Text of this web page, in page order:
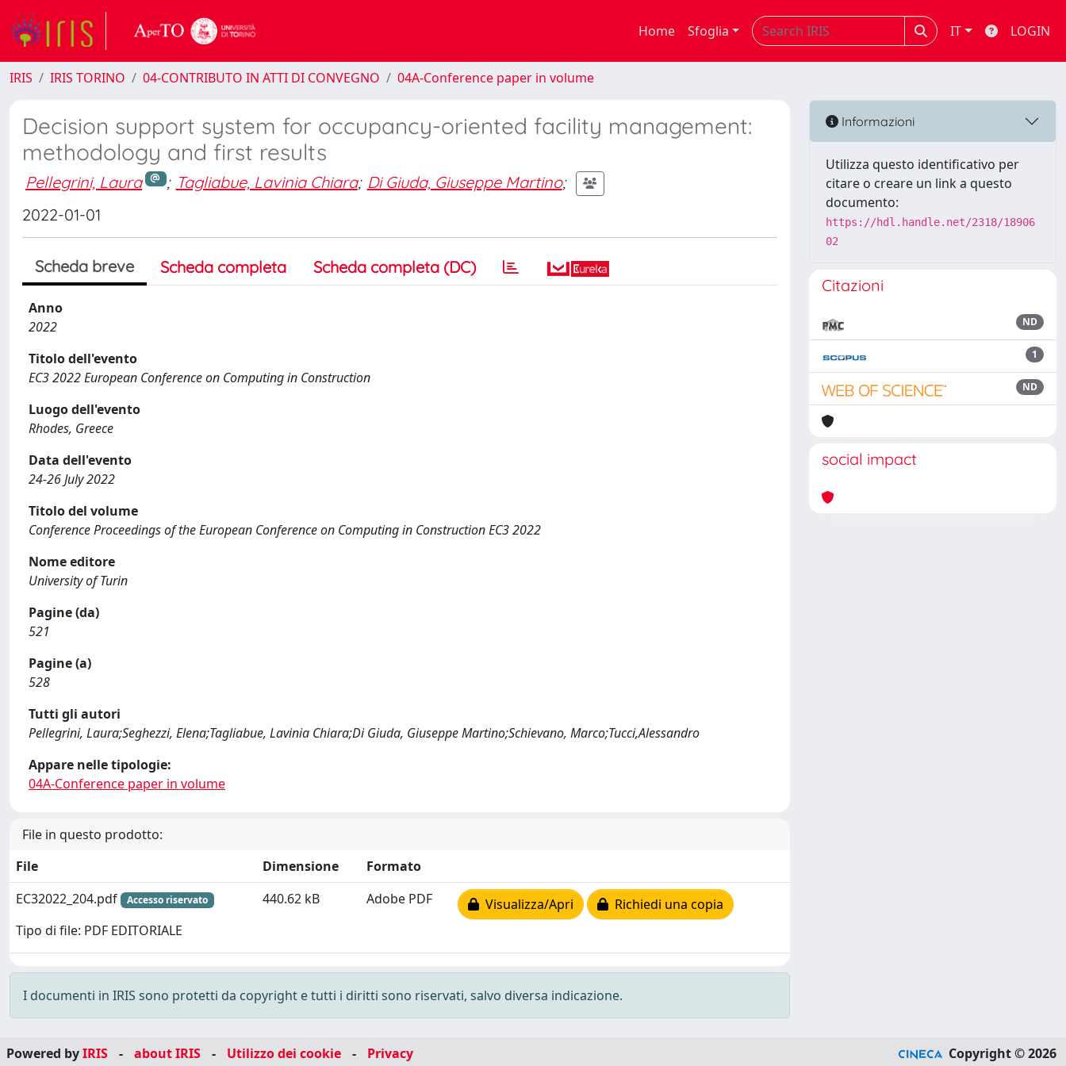
Home Sfoglia IT LOGIN
IRIS IRIS TORINO 04-CONTRIBUTO IN ATTI DI CONVEGNO 04A-Conference paper in volume
Decision support system for occupancy-oriented facility management:
methodology and first results
Pellegrini, Laura ; Tagliabue, Lavinia Chiara; Di Giuda, Giuseppe Martino;
2022-01-01
Scheda breve Scheda completa Scheda completa (DC)
Anno
2022
Titolo dell'evento
EC3 2022 European Conference on Computing in Construction
Luogo dell'evento
Rhodes, Greece
Data dell'evento
24-26 July 2022
Titolo del volume
Conference Proceedings of the European Conference on Computing in Construction EC3 2022
Nome editore
University of Turin
Pagine (da)
521
Pagine (a)
528
Tutti gli autori
Pellegrini, Laura;Seghezzi, Elena;Tagliabue, Lavinia Chiara;Di Giuda, Giuseppe Martino;Schievano, Marco;Tucci,Alessandro
Appare nelle tipologie:
04A-Conference paper in volume
File in questo prodotto:
File
Dimensione
Formato
EC32022_204.pdf
Accesso riservato
Tipo di file: PDF EDITORIALE
440.62 kB Adobe PDF Visualizza/Apri Richiedi una copia
I documenti in IRIS sono protetti da copyright e tutti i diritti sono riservati, salvo diversa indicazione.
Informazioni
Utilizza questo identificativo per
citare o creare un link a questo
documento:
https://hdl.handle.net/2318/18906
02
Citazioni
ND
1
ND
social impact
Powered byIRIS - about IRIS - Utilizzo dei cookie - Privacy Copyright © 2026